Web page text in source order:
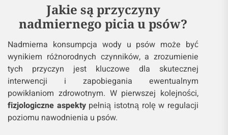
Jakie są przyczyny
nadmiernego picia u psów?
Nadmierna konsumpcja wody u psów może być
wynikiem różnorodnych czynników, a zrozumienie
tych przyczyn jest kluczowe dla skutecznej
interwencji i zapobiegania ewentualnym
powikłaniom zdrowotnym. W pierwszej kolejności,
fizjologiczne aspektypełnią istotną rolę w regulacji
poziomu nawodnienia u psów.